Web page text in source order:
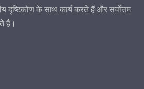
दृष्टिकोण के साथ कार्य करते हैं और सर्वोत्तम
हैं।